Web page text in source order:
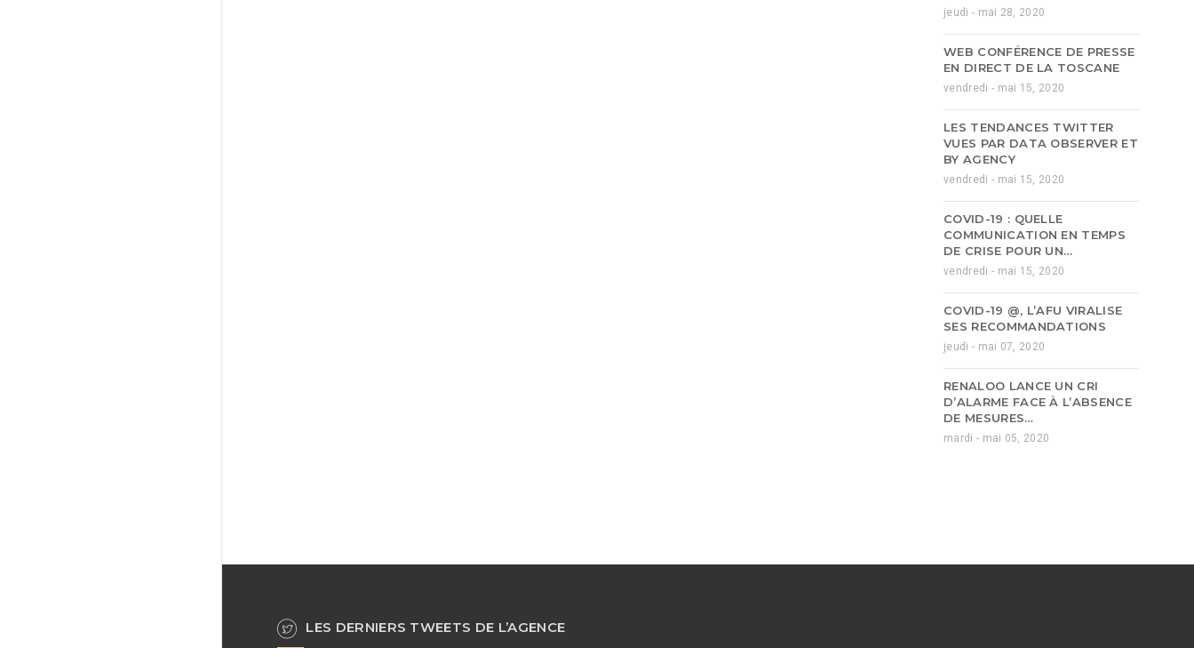
jeudi - mai 28, 2020
WEB CONFÉRENCE DE PRESSE
EN DIRECT DE LA TOSCANE
vendredi - mai 15, 2020
LES TENDANCES TWITTER
VUES PAR DATA OBSERVER ET
BY AGENCY
vendredi - mai 15, 2020
COVID-19 : QUELLE
COMMUNICATION EN TEMPS
DE CRISE POUR UN…
vendredi - mai 15, 2020
COVID-19 @, L’AFU VIRALISE
SES RECOMMANDATIONS
jeudi - mai 07, 2020
RENALOO LANCE UN CRI
D’ALARME FACE À L’ABSENCE
DE MESURES…
mardi - mai 05, 2020
LES DERNIERS TWEETS DE L’AGENCE